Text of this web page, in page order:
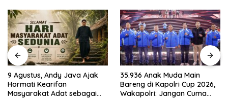
35.936 Anak Muda Main
Bareng di Kapolri Cup 2026,
Wakapolri: Jangan Cuma
Ketua IESPA Ibnu Riza
Apresiasi Kapolri Cup 2026:
Wadah Luar Biasa, dari